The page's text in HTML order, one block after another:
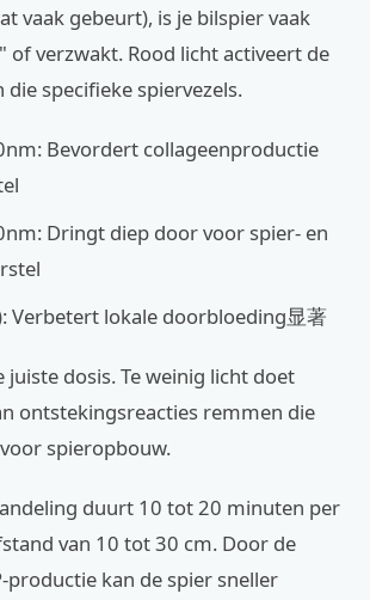
vaak gebeurt), is je bilspier vaak
of verzwakt. Rood licht activeert de
specifieke spiervezels.
Bevordert collageenproductie
Dringt diep door voor spier- en
Verbetert lokale doorbloeding显著
juiste dosis. Te weinig licht doet
ontstekingsreacties remmen die
spieropbouw.
duurt 10 tot 20 minuten per
van 10 tot 30 cm. Door de
productie kan de spier sneller